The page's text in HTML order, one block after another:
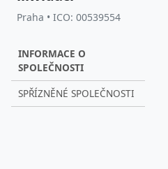
Praha • ICO: 00539554
INFORMACE O
SPOLEČNOSTI
SPŘÍZNĚNÉ SPOLEČNOSTI